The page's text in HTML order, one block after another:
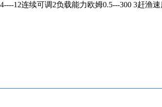
12连续可调2负载能力欧姆0.5---300 3赶渔